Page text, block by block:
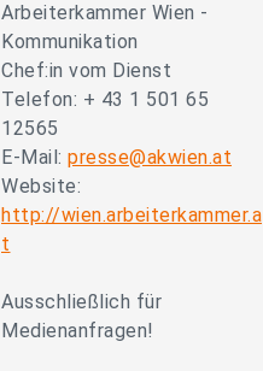
Arbeiterkammer Wien -
Kommunikation
Chef:in vom Dienst
Telefon: + 43 1 501 65
12565
E-Mail: presse@akwien.at
Website:
http://wien.arbeiterkammer.a
t
Ausschließlich für
Medienanfragen!